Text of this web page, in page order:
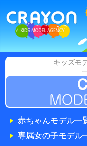
キッズモ
赤ちゃんモデル一
専属女の子モデル